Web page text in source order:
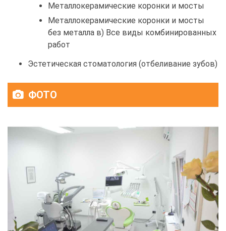
Металлокерамические коронки и мосты
Металлокерамические коронки и мосты
без металла в) Все виды комбинированных
работ
Эстетическая стоматология (отбеливание зубов)
ФОТО